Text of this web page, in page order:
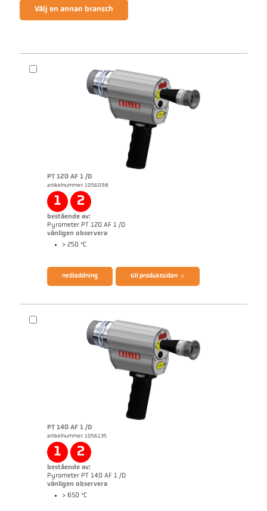
Välj en annan bransch
PT 120 AF 1 /D
artikelnummer: 1056098
1 2
bestående av:
Pyrometer PT 120 AF 1 /D
vänligen observera
> 250 °C
nedladdning till produktsidan
PT 140 AF 1 /D
artikelnummer: 1056135
1 2
bestående av:
Pyrometer PT 140 AF 1 /D
vänligen observera
> 650 °C